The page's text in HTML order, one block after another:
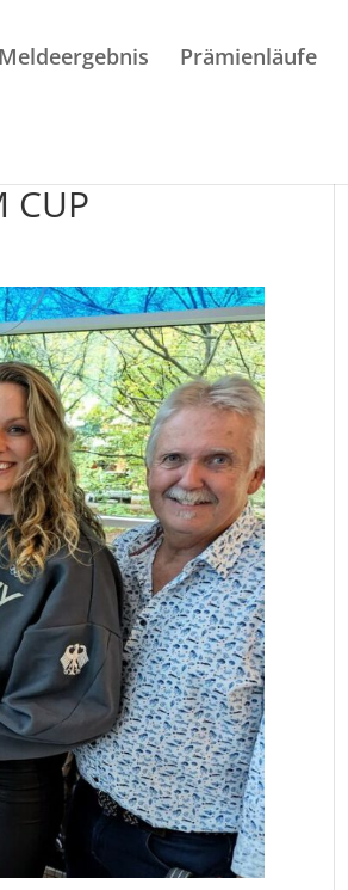
Meldeergebnis Prämienläufe
CUP